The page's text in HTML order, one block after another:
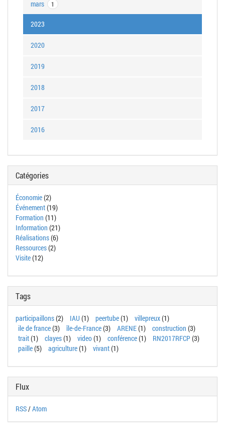
mars 1
2023
2020
2019
2018
2017
2016
Catégories
Économie(2)
Événement(19)
Formation (11)
Information (21)
Réalisations(6)
Ressources(2)
Visite(12)
Tags
participaillons(2) IAU(1) peertube(1) villepreux(1)
ile de france(3) île-de-France(3) ARENE(1) construction (3)
trait(1) clayes(1) video(1) conférence(1) RN2017RFCP(3)
paille(5) agriculture(1) vivant(1)
Flux
RSS/Atom